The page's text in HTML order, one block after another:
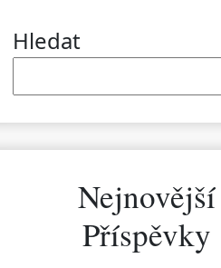
Hledat
Nejnovější
Příspěvky